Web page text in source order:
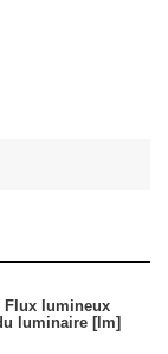
Une solution
réglables
durables.
Flux lumineux
luminaire [lm]